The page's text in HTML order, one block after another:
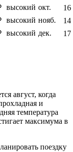
высокий окт.
16
высокий нояб.
14
высокий дек. 17
август, когда
и
температура
максимума в
поездку